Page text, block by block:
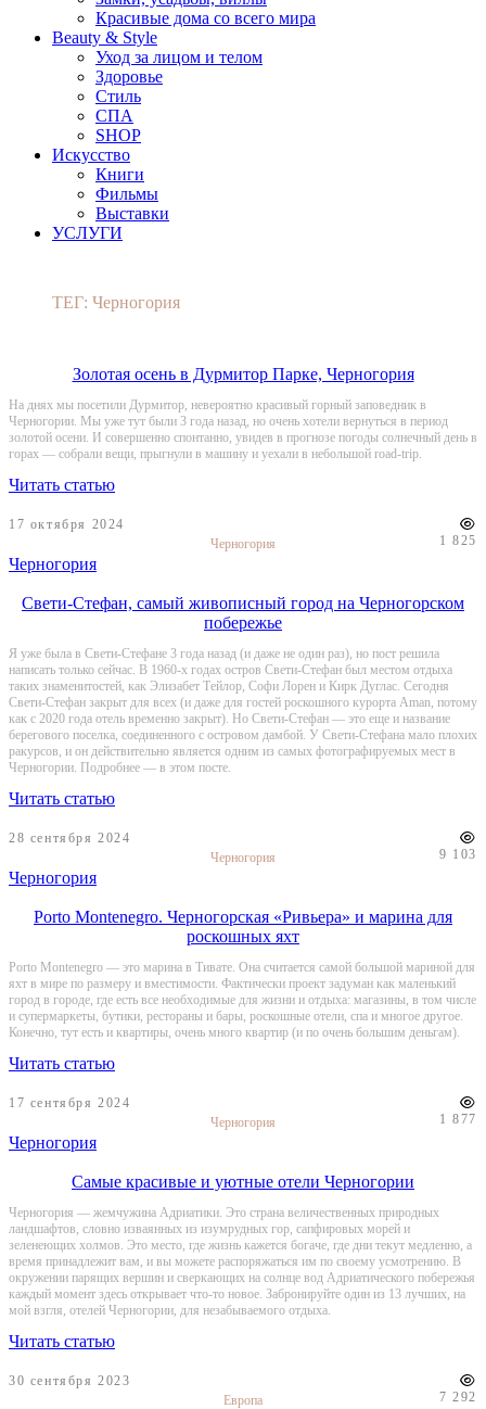
Красивые дома со всего мира
Beauty & Style
Уход за лицом и телом
Здоровье
Стиль
СПА
SHOP
Искусство
Книги
Фильмы
Выставки
УСЛУГИ
ТЕГ: Черногория
Золотая осень в Дурмитор Парке, Черногория
На днях мы посетили Дурмитор, невероятно красивый горный заповедник в
Черногории. Мы уже тут были 3 года назад, но очень хотели вернуться в период
золотой осени. И совершенно спонтанно, увидев в прогнозе погоды солнечный день в
горах — собрали вещи, прыгнули в машину и уехали в небольшой road-trip.
Читать статью
17 октября 2024
Черногория
1 825
Черногория
Свети-Стефан, самый живописный город на Черногорском
побережье
Я уже была в Свети-Стефане 3 года назад (и даже не один раз), но пост решила
написать только сейчас. В 1960-х годах остров Свети-Стефан был местом отдыха
таких знаменитостей, как Элизабет Тейлор, Софи Лорен и Кирк Дуглас. Сегодня
Свети-Стефан закрыт для всех (и даже для гостей роскошного курорта Aman, потому
как с 2020 года отель временно закрыт). Но Свети-Стефан — это еще и название
берегового поселка, соединенного с островом дамбой. У Свети-Стефана мало плохих
ракурсов, и он действительно является одним из самых фотографируемых мест в
Черногории. Подробнее — в этом посте.
Читать статью
28 сентября 2024
Черногория
9 103
Черногория
Porto Montenegro. Черногорская «Ривьера» и марина для
роскошных яхт
Porto Montenegro — это марина в Тивате. Она считается самой большой мариной для
яхт в мире по размеру и вместимости. Фактически проект задуман как маленький
город в городе, где есть все необходимые для жизни и отдыха: магазины, в том числе
и супермаркеты, бутики, рестораны и бары, роскошные отели, спа и многое другое.
Конечно, тут есть и квартиры, очень много квартир (и по очень большим деньгам).
Читать статью
17 сентября 2024
Черногория
1 877
Черногория
Самые красивые и уютные отели Черногории
Черногория — жемчужина Адриатики. Это страна величественных природных
ландшафтов, словно изваянных из изумрудных гор, сапфировых морей и
зеленеющих холмов. Это место, где жизнь кажется богаче, где дни текут медленно, а
время принадлежит вам, и вы можете распоряжаться им по своему усмотрению. В
окружении парящих вершин и сверкающих на солнце вод Адриатического побережья
каждый момент здесь открывает что-то новое. Забронируйте один из 13 лучших, на
мой взгля, отелей Черногории, для незабываемого отдыха.
Читать статью
30 сентября 2023
Европа
7 292